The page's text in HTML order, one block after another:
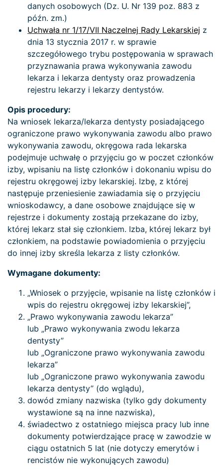
danych osobowych (Dz. U. Nr 139 poz. 883 z
późn. zm.)
Uchwała nr 1/17/VII Naczelnej Rady Lekarskiej z
dnia 13 stycznia 2017 r. w sprawie
szczegółowego trybu postępowania w sprawach
przyznawania prawa wykonywania zawodu
lekarza i lekarza dentysty oraz prowadzenia
rejestru lekarzy i lekarzy dentystów.
Opis procedury:
Na wniosek lekarza/lekarza dentysty posiadającego
ograniczone prawo wykonywania zawodu albo prawo
wykonywania zawodu, okręgowa rada lekarska
podejmuje uchwałę o przyjęciu go w poczet członków
izby, wpisaniu na listę członków i dokonaniu wpisu do
rejestru okręgowej izby lekarskiej. Izbę, z której
następuje przeniesienie zawiadamia się o przyjęciu
wnioskodawcy, a dane osobowe znajdujące się w
rejestrze i dokumenty zostają przekazane do izby,
której lekarz stał się członkiem. Izba, której lekarz był
członkiem, na podstawie powiadomienia o przyjęciu
do innej izby skreśla lekarza z listy członków.
Wymagane dokumenty:
„Wniosek o przyjęcie, wpisanie na listę członków i
wpis do rejestru okręgowej izby lekarskiej”,
„Prawo wykonywania zawodu lekarza”
lub „Prawo wykonywania zwodu lekarza
dentysty”
lub „Ograniczone prawo wykonywania zawodu
lekarza”
lub „Ograniczone prawo wykonywania zawodu
lekarza dentysty” (do wglądu),
dowód zmiany nazwiska (tylko gdy dokumenty
wystawione są na inne nazwiska),
świadectwo z ostatniego miejsca pracy lub inne
dokumenty potwierdzające pracę w zawodzie w
ciągu ostatnich 5 lat (nie dotyczy emerytów i
rencistów nie wykonujących zawodu)